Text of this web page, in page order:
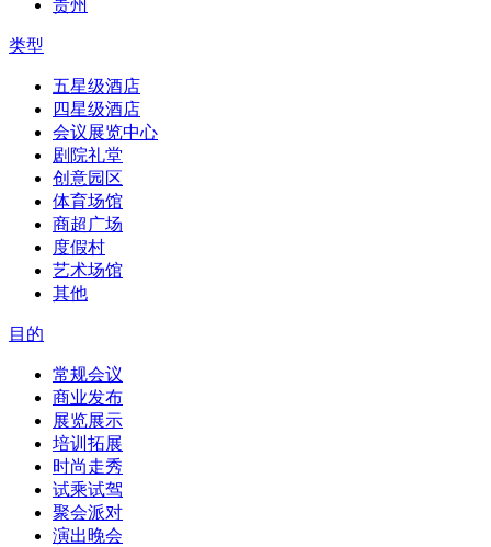
贵州
类型
五星级酒店
四星级酒店
会议展览中心
剧院礼堂
创意园区
体育场馆
商超广场
度假村
艺术场馆
其他
目的
常规会议
商业发布
展览展示
培训拓展
时尚走秀
试乘试驾
聚会派对
演出晚会